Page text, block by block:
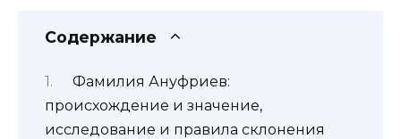
Содержание
Фамилия Ануфриев:
происхождение и значение,
исследование и правила склонения